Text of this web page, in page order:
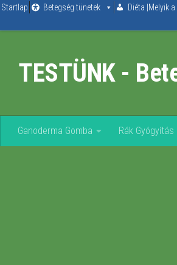
Skip to content
Startlap Betegség tünetek Diéta |Melyik
TESTÜNK -
Ganoderma Gomba Rák Gyógyítás